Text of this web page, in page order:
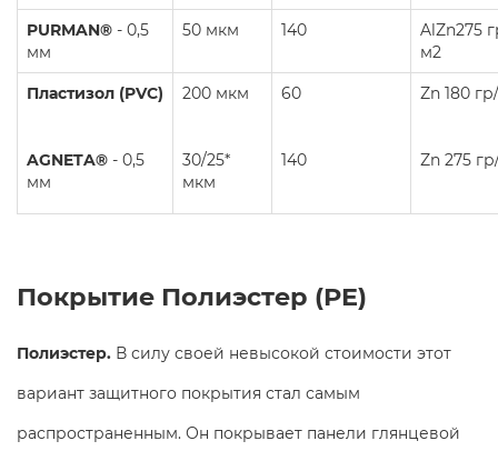
PURMAN® - 0,5
мм
50 мкм 140
AlZn275
м2
Пластизол (PVC)
AGNETA® - 0,5
мм
200 мкм
30/25*
мкм
60
140
Zn 180
Zn 275
Покрытие Полиэстер (PE)
Полиэстер. В силу своей невысокой стоимости этот
вариант защитного покрытия стал самым
распространенным. Он покрывает панели глянцевой